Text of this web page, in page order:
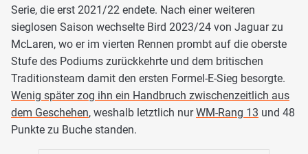
Serie, die erst 2021/22 endete. Nach einer weiteren
sieglosen Saison wechselte Bird 2023/24 von Jaguar zu
McLaren, wo er im vierten Rennen prombt auf die oberste
Stufe des Podiums zurückkehrte und dem britischen
Traditionsteam damit den ersten Formel-E-Sieg besorgte.
Wenig später zog ihn ein Handbruch zwischenzeitlich aus
dem Geschehen, weshalb letztlich nurWM-Rang 13 und 48
Punkte zu Buche standen.